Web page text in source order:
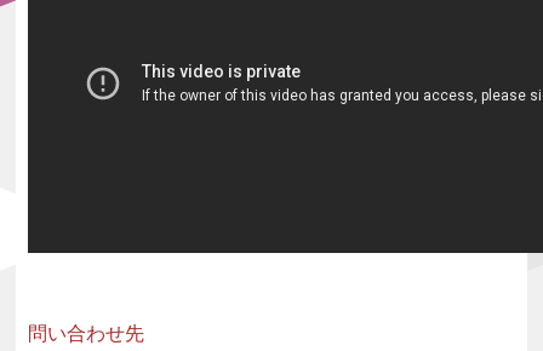
問い合わせ先